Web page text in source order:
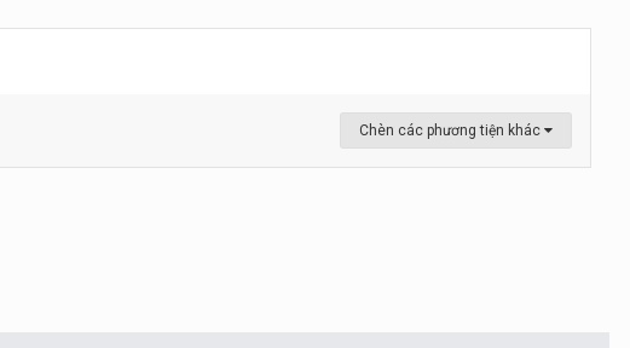
Chèn các phương tiện khác